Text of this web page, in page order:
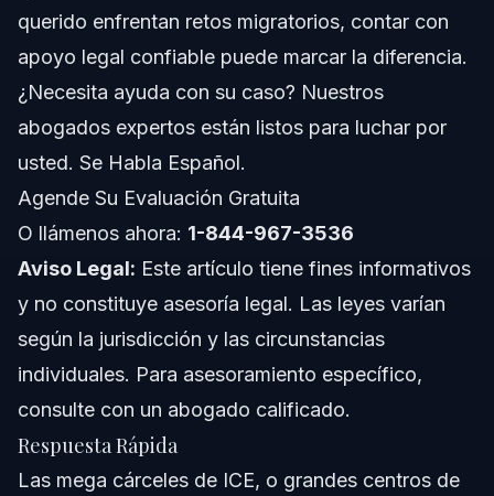
Cronología y Qué Esperar Durante la Detención
por ICE
Costos y Honorarios: Factores que Afectan los
Gastos Legales
Notas de Carolina del Norte, Florida y a Nivel
Notas sobre Florida
Conceptos Generales a Nivel Nacional (Solo
Información, Las Reglas Varían)
Cuándo Llamar a un Abogado Inmediatamente
Sobre Vasquez Law Firm
Confianza y Experiencia del Abogado
querido enfrentan retos migratorios, contar con
apoyo legal confiable puede marcar la diferencia.
¿Necesita ayuda con su caso? Nuestros
abogados expertos están listos para luchar por
usted. Se Habla Español.
Agende Su Evaluación Gratuita
O llámenos ahora: 1-844-967-3536
Aviso Legal: Este artículo tiene fines informativos
y no constituye asesoría legal. Las leyes varían
según la jurisdicción y las circunstancias
individuales. Para asesoramiento específico,
consulte con un abogado calificado.
Respuesta Rápida
Las mega cárceles de ICE, o grandes centros de